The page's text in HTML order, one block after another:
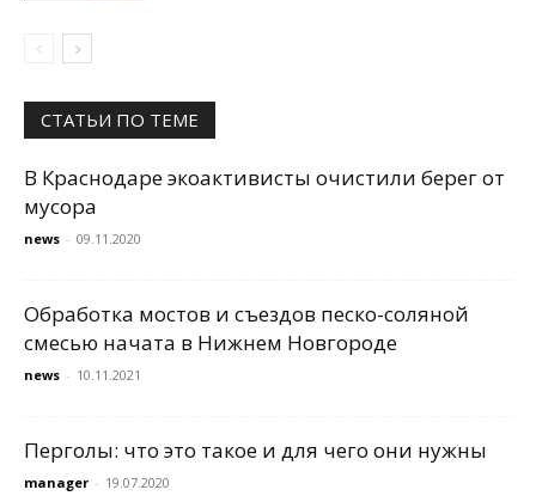
СТАТЬИ ПО ТЕМЕ
В Краснодаре экоактивисты очистили берег от
мусора
news - 09.11.2020
Обработка мостов и съездов песко-соляной
смесью начата в Нижнем Новгороде
news - 10.11.2021
Перголы: что это такое и для чего они нужны
manager - 19.07.2020